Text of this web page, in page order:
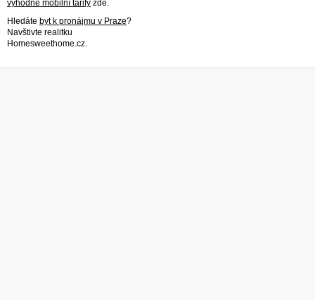
výhodné mobilní tarify zde.
Hledáte byt k pronájmu v Praze?
Navštivte realitku
Homesweethome.cz.